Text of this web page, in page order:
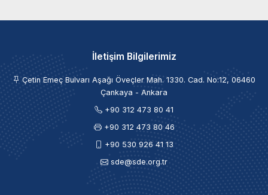
İletişim Bilgilerimiz
Çetin Emeç Bulvarı Aşağı Öveçler Mah. 1330. Cad. No:12, 06460
Çankaya - Ankara
+90 312 473 80 41
+90 312 473 80 46
+90 530 926 41 13
sde@sde.org.tr